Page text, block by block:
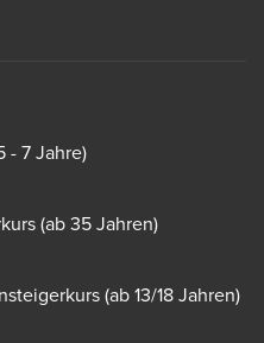
- 7 Jahre)
(ab 35 Jahren)
(ab 13/18 Jahren)